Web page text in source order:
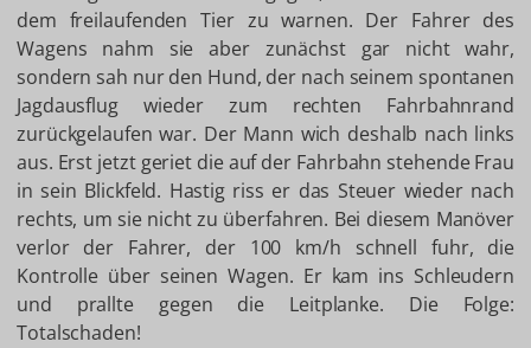
dem freilaufenden Tier zu warnen. Der Fahrer des
Wagens nahm sie aber zunächst gar nicht wahr,
sondern sah nur den Hund, der nach seinem spontanen
Jagdausflug wieder zum rechten Fahrbahnrand
zurückgelaufen war. Der Mann wich deshalb nach links
aus. Erst jetzt geriet die auf der Fahrbahn stehende Frau
in sein Blickfeld. Hastig riss er das Steuer wieder nach
rechts, um sie nicht zu überfahren. Bei diesem Manöver
verlor der Fahrer, der 100 km/h schnell fuhr, die
Kontrolle über seinen Wagen. Er kam ins Schleudern
und prallte gegen die Leitplanke. Die Folge:
Totalschaden!